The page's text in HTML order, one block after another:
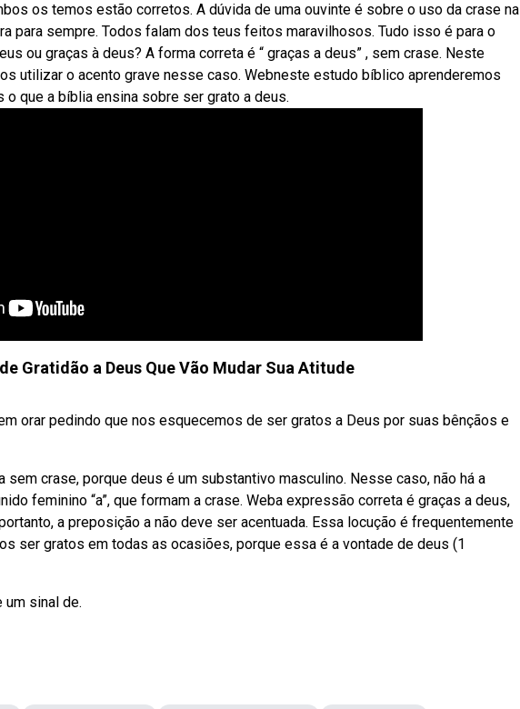
os temos estão corretos. A dúvida de uma ouvinte é sobre o uso da crase na
para sempre. Todos falam dos teus feitos maravilhosos. Tudo isso é para o
ou graças à deus? A forma correta é “ graças a deus” , sem crase. Neste
utilizar o acento grave nesse caso. Webneste estudo bíblico aprenderemos
que a bíblia ensina sobre ser grato a deus.
Gratidão a Deus Que Vão Mudar Sua Atitude
orar pedindo que nos esquecemos de ser gratos a Deus por suas bênçãos e
sem crase, porque deus é um substantivo masculino. Nesse caso, não há a
feminino “a”, que formam a crase. Weba expressão correta é graças a deus,
a preposição a não deve ser acentuada. Essa locução é frequentemente
ser gratos em todas as ocasiões, porque essa é a vontade de deus (1
um sinal de.